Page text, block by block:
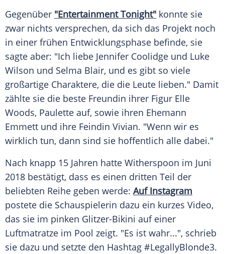
Gegenüber "Entertainment Tonight" konnte sie
zwar nichts versprechen, da sich das Projekt noch
in einer frühen Entwicklungsphase befinde, sie
sagte aber: "Ich liebe Jennifer Coolidge und Luke
Wilson und Selma Blair, und es gibt so viele
großartige Charaktere, die die Leute lieben." Damit
zählte sie die beste Freundin ihrer Figur Elle
Woods, Paulette auf, sowie ihren Ehemann
Emmett und ihre Feindin Vivian. "Wenn wir es
wirklich tun, dann sind sie hoffentlich alle dabei."
Nach knapp 15 Jahren hatte Witherspoon im Juni
2018 bestätigt, dass es einen dritten Teil der
beliebten Reihe geben werde: Auf Instagram
postete die Schauspielerin dazu ein kurzes Video,
das sie im pinken Glitzer-Bikini auf einer
Luftmatratze im Pool zeigt. "Es ist wahr...", schrieb
sie dazu und setzte den Hashtag #LegallyBlonde3.